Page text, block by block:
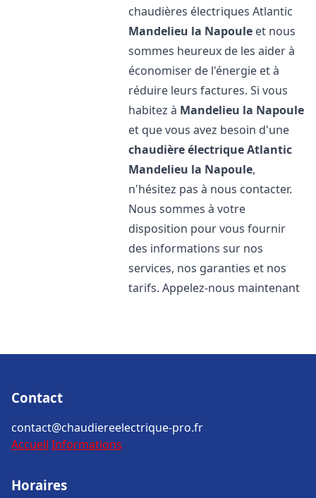
chaudières électriques Atlantic
Mandelieu la Napoule et nous
sommes heureux de les aider à
économiser de l'énergie et à
réduire leurs factures. Si vous
habitez à Mandelieu la Napoule
et que vous avez besoin d'une
chaudière électrique Atlantic
Mandelieu la Napoule,
n'hésitez pas à nous contacter.
Nous sommes à votre
disposition pour vous fournir
des informations sur nos
services, nos garanties et nos
tarifs. Appelez-nous maintenant
Contact
contact@chaudiereelectrique-pro.fr
Accueil Informations
Horaires